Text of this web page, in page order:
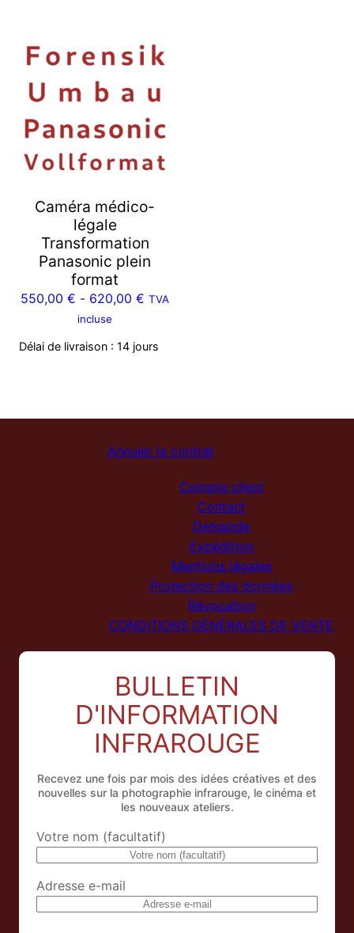
Caméra médico-
légale
Transformation
Panasonic plein
format
550,00 € - 620,00 € TVA
incluse
Délai de livraison : 14 jours
Annuler le contrat
Compte client
Contact
Demande
Expédition
Mentions légales
Protection des données
Révocation
CONDITIONS GÉNÉRALES DE VENTE
BULLETIN
D'INFORMATION
INFRAROUGE
Recevez une fois par mois des idées créatives et des
nouvelles sur la photographie infrarouge, le cinéma et
les nouveaux ateliers.
Votre nom (facultatif)
Adresse e-mail